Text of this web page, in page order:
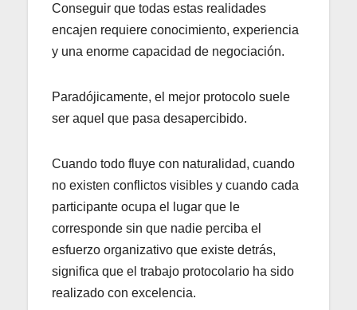
Conseguir que todas estas realidades
encajen requiere conocimiento, experiencia
y una enorme capacidad de negociación.
Paradójicamente, el mejor protocolo suele
ser aquel que pasa desapercibido.
Cuando todo fluye con naturalidad, cuando
no existen conflictos visibles y cuando cada
participante ocupa el lugar que le
corresponde sin que nadie perciba el
esfuerzo organizativo que existe detrás,
significa que el trabajo protocolario ha sido
realizado con excelencia.